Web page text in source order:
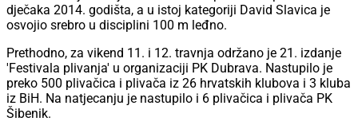
dječaka 2014. godišta, a u istoj kategoriji David Slavica je
osvojio srebro u disciplini 100 m leđno.
Prethodno, za vikend 11. i 12. travnja održano je 21. izdanje
'Festivala plivanja' u organizaciji PK Dubrava. Nastupilo je
preko 500 plivačica i plivača iz 26 hrvatskih klubova i 3 kluba
iz BiH. Na natjecanju je nastupilo i 6 plivačica i plivača PK
Šibenik.